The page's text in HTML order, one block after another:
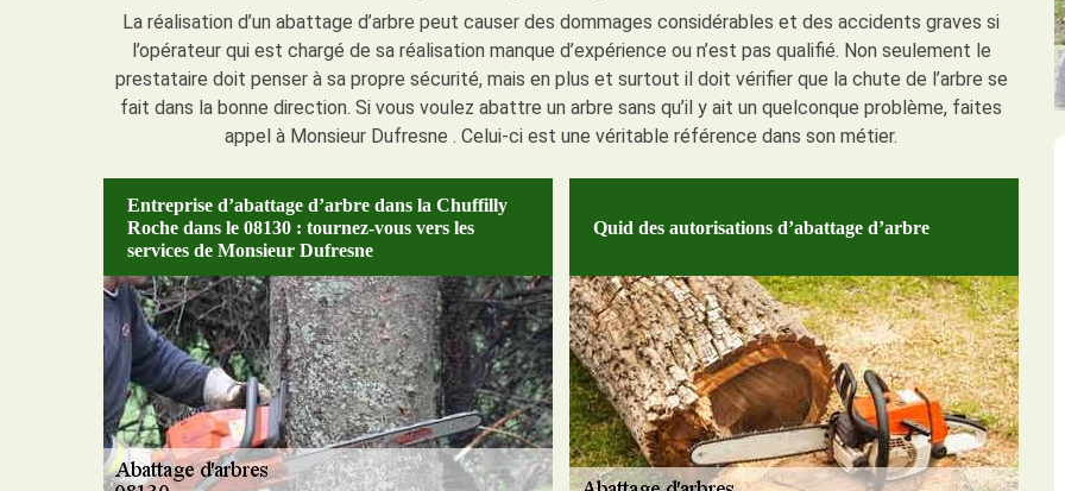
La réalisation d’un abattage d’arbre peut causer des dommages considérables et des accidents graves si
l’opérateur qui est chargé de sa réalisation manque d’expérience ou n’est pas qualifié. Non seulement le
prestataire doit penser à sa propre sécurité, mais en plus et surtout il doit vérifier que la chute de l’arbre se
fait dans la bonne direction. Si vous voulez abattre un arbre sans qu’il y ait un quelconque problème, faites
appel à Monsieur Dufresne . Celui-ci est une véritable référence dans son métier.
Entreprise d’abattage d’arbre dans la Chuffilly
Roche dans le 08130 : tournez-vous vers les
services de Monsieur Dufresne
Quid des autorisations d’abattage d’arbre